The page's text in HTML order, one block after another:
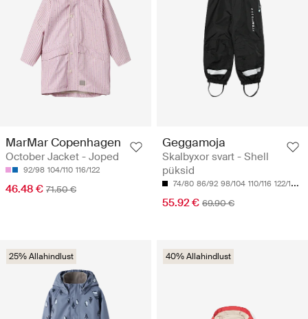
MarMar Copenhagen
October Jacket - Joped
92/98 104/110 116/122
46.48 € 71.50 €
Geggamoja
Skalbyxor svart - Shell
püksid
74/80 86/92 98/104 110/116 122/128
55.92 € 69.90 €
25% Allahindlust 40% Allahindlust